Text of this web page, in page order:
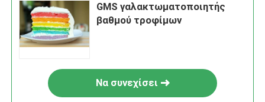
GMS γαλακτωματοποιητής
βαθμού τροφίμων
Να συνεχίσει